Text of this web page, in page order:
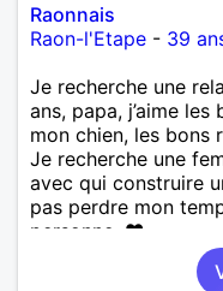
Raonnais
Raon-l'Etape - 39
Je recherche une
ans, papa, j’aime
mon chien, les bons
Je recherche une
avec qui construire
pas perdre mon
personne. ❤️